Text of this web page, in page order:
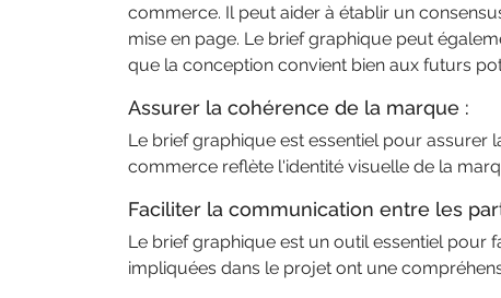
commerce. Il peut aider à établir un
mise en page. Le brief graphique peut
que la conception convient bien aux futurs
Assurer la cohérence de la marque :
Le brief graphique est essentiel pour
commerce reflète l'identité visuelle de la
Faciliter la communication entre les
Le brief graphique est un outil essentiel pour
impliquées dans le projet ont une